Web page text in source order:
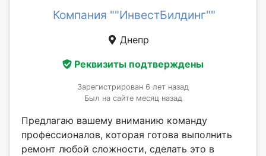
Компания ""ИнвестБилдинг""
Днепр
Реквизиты подтверждены
Зарегистрирован 6 лет назад
Был на сайте месяц назад
Предлагаю вашему вниманию команду
профессионалов, которая готова выполнить
ремонт любой сложности, сделать это в